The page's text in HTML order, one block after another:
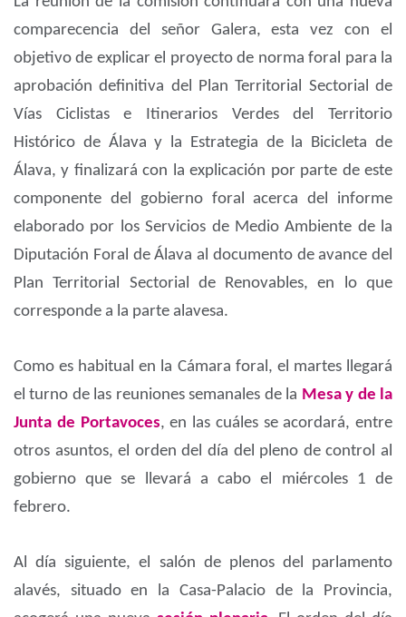
comparecencia del señor Galera, esta vez con el
objetivo de explicar el proyecto de norma foral para la
aprobación definitiva del Plan Territorial Sectorial de
Vías Ciclistas e Itinerarios Verdes del Territorio
Histórico de Álava y la Estrategia de la Bicicleta de
Álava, y finalizará con la explicación por parte de este
componente del gobierno foral acerca del informe
elaborado por los Servicios de Medio Ambiente de la
Diputación Foral de Álava al documento de avance del
Plan Territorial Sectorial de Renovables, en lo que
corresponde a la parte alavesa.
Como es habitual en la Cámara foral, el martes llegará
el turno de las reuniones semanales de la Mesa y de la
Junta de Portavoces, en las cuáles se acordará, entre
otros asuntos, el orden del día del pleno de control al
gobierno que se llevará a cabo el miércoles 1 de
febrero.
Al día siguiente, el salón de plenos del parlamento
alavés, situado en la Casa-Palacio de la Provincia,